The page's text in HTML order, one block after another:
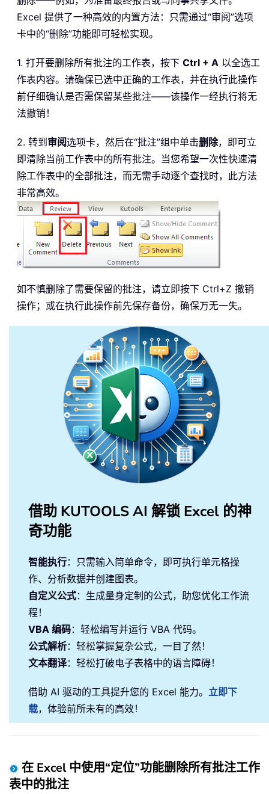
Excel 提供了一种高效的内置方法：只需通过“审阅”选项
卡中的“删除”功能即可轻松实现。
1. 打开要删除所有批注的工作表，按下 Ctrl + A 以全选工
作表内容。请确保已选中正确的工作表，并在执行此操作
前仔细确认是否需保留某些批注——该操作一经执行将无
法撤销！
2. 转到 审阅选项卡，然后在“批注”组中单击删除，即可立
即清除当前工作表中的所有批注。当您希望一次性快速清
除工作表中的全部批注，而无需手动逐个查找时，此方法
非常高效。
如不慎删除了需要保留的批注，请立即按下 Ctrl+Z 撤销
操作；或在执行此操作前先保存备份，确保万无一失。
借助 KUTOOLS AI 解锁 Excel 的神
奇功能
智能执行：只需输入简单命令，即可执行单元格操
作、分析数据并创建图表。
自定义公式：生成量身定制的公式，助您优化工作流
程！
VBA 编码：轻松编写并运行 VBA 代码。
公式解析：轻松掌握复杂公式，一目了然！
文本翻译：轻松打破电子表格中的语言障碍！
借助 AI 驱动的工具提升您的 Excel 能力。 立即下
载，体验前所未有的高效！
在 Excel 中使用“定位”功能删除所有批注工作
表中的批注